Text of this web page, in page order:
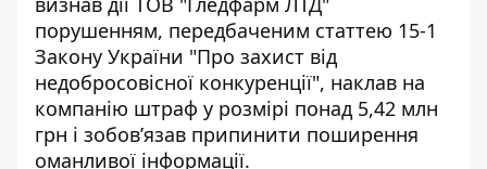
порушенням, передбаченим статтею 15-1
Закону України "Про захист від
недобросовісної конкуренції", наклав на
компанію штраф у розмірі понад 5,42 млн
грн і зобов’язав припинити поширення
оманливої інформації.